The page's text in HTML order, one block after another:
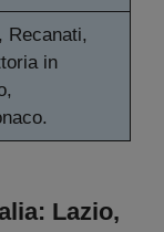
Recanati,
in
Lazio,